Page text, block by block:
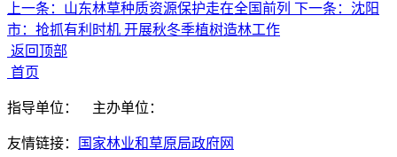
上一条： 山东林草种质资源保护走在全国前列 下一条： 沈阳
市：抢抓有利时机 开展秋冬季植树造林工作
返回顶部
首页
指导单位： 主办单位：
友情链接： 国家林业和草原局政府网